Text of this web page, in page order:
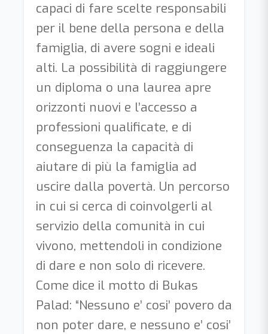
capaci di fare scelte responsabili
per il bene della persona e della
famiglia, di avere sogni e ideali
alti. La possibilità di raggiungere
un diploma o una laurea apre
orizzonti nuovi e l’accesso a
professioni qualificate, e di
conseguenza la capacità di
aiutare di più la famiglia ad
uscire dalla povertà. Un percorso
in cui si cerca di coinvolgerli al
servizio della comunità in cui
vivono, mettendoli in condizione
di dare e non solo di ricevere.
Come dice il motto di Bukas
Palad: “Nessuno e’ cosi’ povero da
non poter dare, e nessuno e’ cosi’